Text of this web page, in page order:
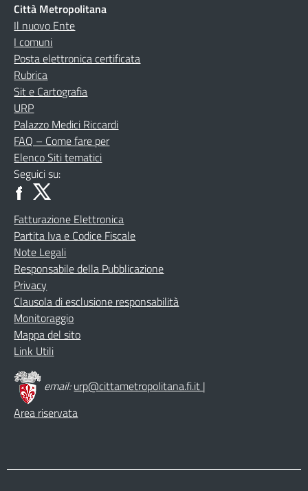
Città Metropolitana
Il nuovo Ente
I comuni
Posta elettronica certificata
Rubrica
Sit e Cartografia
URP
Palazzo Medici Riccardi
FAQ – Come fare per
Elenco Siti tematici
Seguici su:
Fatturazione Elettronica
Partita Iva e Codice Fiscale
Note Legali
Responsabile della Pubblicazione
Privacy
Clausola di esclusione responsabilità
Monitoraggio
Mappa del sito
Link Utili
email:urp@cittametropolitana.fi.it |
Area riservata